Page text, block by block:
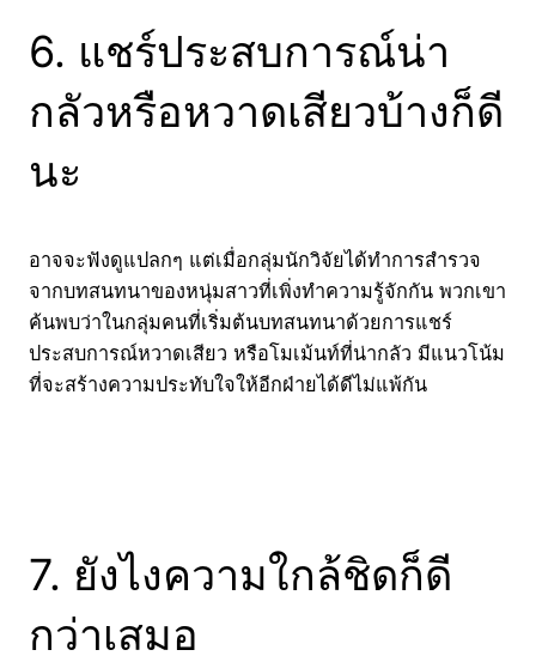
6. แชร์ประสบการณ์น่า
กลัวหรือหวาดเสียวบ้างก็ดี
นะ
อาจจะฟังดูแปลกๆ แต่เมื่อกลุ่มนักวิจัยได้ทำการสำรวจ
จากบทสนทนาของหนุ่มสาวที่เพิ่งทำความรู้จักกัน พวกเขา
ค้นพบว่าในกลุ่มคนที่เริ่มต้นบทสนทนาด้วยการแชร์
ประสบการณ์หวาดเสียว หรือโมเม้นท์ที่น่ากลัว มีแนวโน้ม
ที่จะสร้างความประทับใจให้อีกฝ่ายได้ดีไม่แพ้กัน
7. ยังไงความใกล้ชิดก็ดี
กว่าเสมอ